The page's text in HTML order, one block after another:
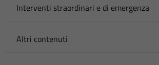
Interventi straordinari e di emergenza
Altri contenuti